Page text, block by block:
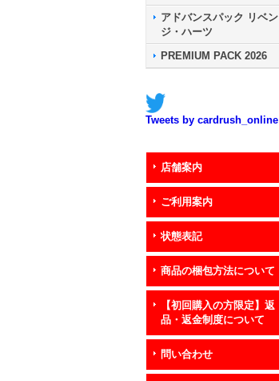
アドバンスパック リベン
ジ・ハーツ
PREMIUM PACK 2026
Tweets by cardrush_online
店舗案内
ご利用案内
状態表記
商品の梱包方法について
【初回購入の方限定】返
品・返金制度について
問い合わせ